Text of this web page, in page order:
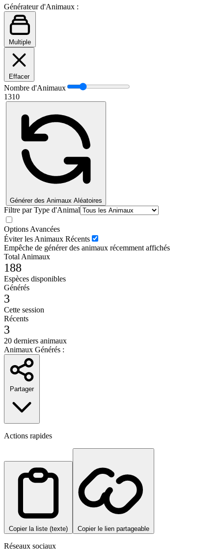
Générateur d'Animaux :
Multiple
Effacer
Nombre d'Animaux
1310
Générer des Animaux Aléatoires
Filtre par Type d'Animal
Options Avancées
Éviter les Animaux Récents
Empêche de générer des animaux récemment affichés
Total Animaux
188
Espèces disponibles
Générés
3
Cette session
Récents
3
20 derniers animaux
Animaux Générés :
Partager
Actions rapides
Copier la liste (texte) Copier le lien partageable
Réseaux sociaux